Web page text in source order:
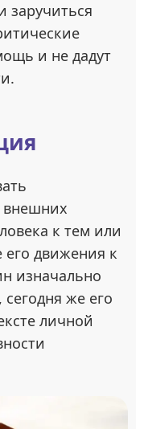
и не дадут
внешних
к тем или
движения к
изначально
же его
личной